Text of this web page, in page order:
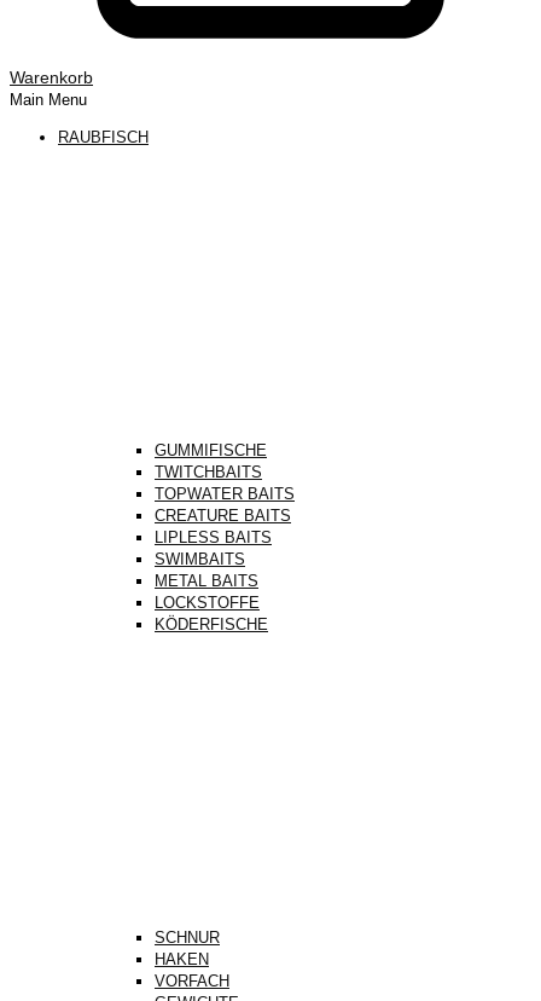
Warenkorb
Main Menu
RAUBFISCH
GUMMIFISCHE
TWITCHBAITS
TOPWATER BAITS
CREATURE BAITS
LIPLESS BAITS
SWIMBAITS
METAL BAITS
LOCKSTOFFE
KÖDERFISCHE
SCHNUR
HAKEN
VORFACH